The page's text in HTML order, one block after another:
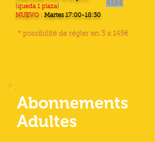
(queda 1 plaza)
NUEVO : Martes 17:00-18:30
415€
* possibilité de régler en 3 x 145€
Abonnements
Adultes